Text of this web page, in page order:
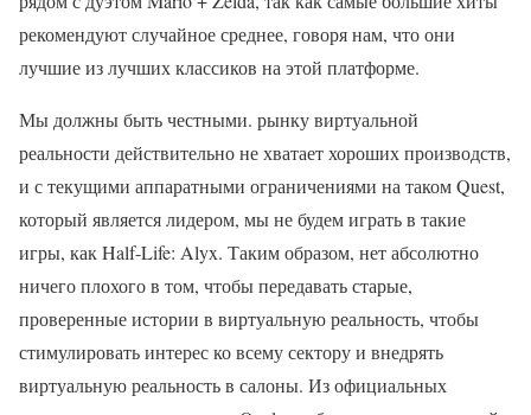
рекомендуют случайное среднее, говоря нам, что они
лучшие из лучших классиков на этой платформе.
Мы должны быть честными. рынку виртуальной
реальности действительно не хватает хороших производств,
и с текущими аппаратными ограничениями на таком Quest,
который является лидером, мы не будем играть в такие
игры, как Half-Life: Alyx. Таким образом, нет абсолютно
ничего плохого в том, чтобы передавать старые,
проверенные истории в виртуальную реальность, чтобы
стимулировать интерес ко всему сектору и внедрять
виртуальную реальность в салоны. Из официальных